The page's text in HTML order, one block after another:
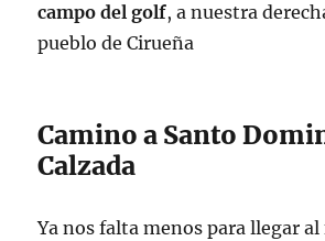
campo del golf, a nuestra
pueblo de Cirueña
Camino a Santo
Calzada
Ya nos falta menos para llegar